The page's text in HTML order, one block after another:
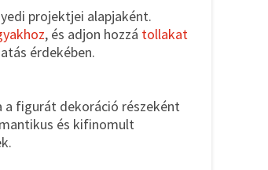
projektjei alapjaként.
, és adjon hozzá tollakat
érdekében.
a figurát dekoráció részeként
és kifinomult